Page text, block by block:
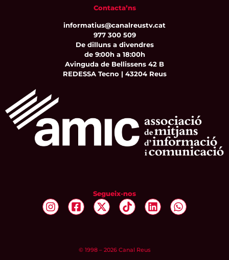
Contacta’ns
informatius@canalreustv.cat
977 300 509
De dilluns a divendres
de 9:00h a 18:00h
Avinguda de Bellissens 42 B
REDESSA Tecno | 43204 Reus
Segueix-nos
© 1998 – 2026 Canal Reus